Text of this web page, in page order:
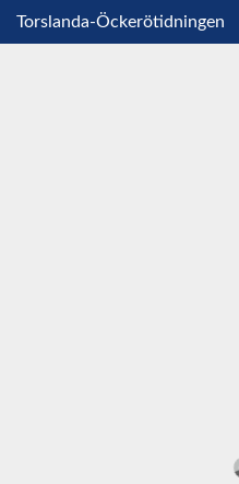
Torslanda-Öckerötidningen